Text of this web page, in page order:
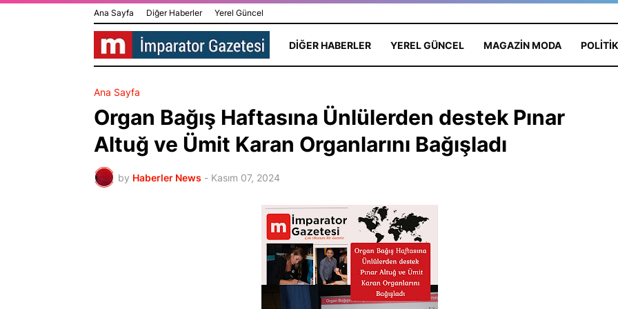
Ana Sayfa Diğer Haberler Yerel Güncel
DIĞER HABERLER YEREL GÜNCEL MAGAZIN MODA
Ana Sayfa
Organ Bağış Haftasına Ünlülerden destek Pınar
Altuğ ve Ümit Karan Organlarını Bağışladı
by Haberler News - Kasım 07, 2024
Üzerinde Güneş Batmayan
HİLAL GÜR KOLAY